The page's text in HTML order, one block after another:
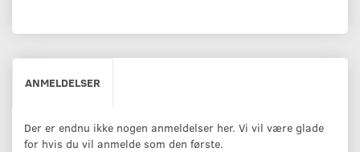
ANMELDELSER
Der er endnu ikke nogen anmeldelser her. Vi vil være glade
for hvis du vil anmelde som den første.